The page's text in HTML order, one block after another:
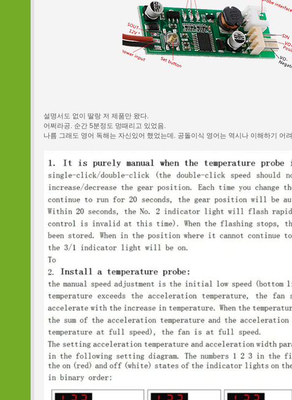
설명서도 없이 딸랑 저 제품만 왔다.
어쩌라공. 순간 5분정도 멍때리고 있었음.
나름 그래도 영어 독해는 자신있어 했었는데. 공돌이식 영어는 역시나 이해하기 어